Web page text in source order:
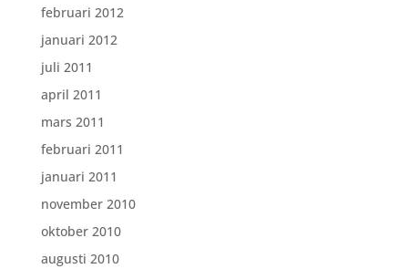
februari 2012
januari 2012
juli 2011
april 2011
mars 2011
februari 2011
januari 2011
november 2010
oktober 2010
augusti 2010